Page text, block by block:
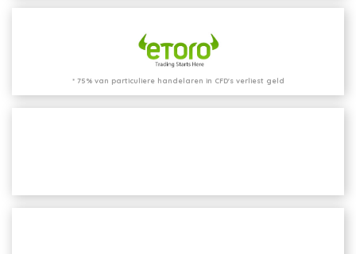
* 75% van particuliere handelaren in CFD's verliest geld